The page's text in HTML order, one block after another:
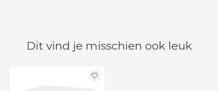
Dit vind je misschien ook leuk
Items van productcarrousel